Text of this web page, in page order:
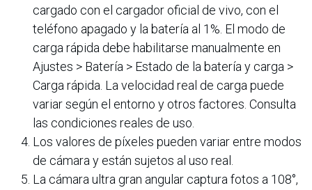
cargado con el cargador oficial de vivo, con el
teléfono apagado y la batería al 1%. El modo de
carga rápida debe habilitarse manualmente en
Ajustes > Batería > Estado de la batería y carga >
Carga rápida. La velocidad real de carga puede
variar según el entorno y otros factores. Consulta
las condiciones reales de uso.
Los valores de píxeles pueden variar entre modos
de cámara y están sujetos al uso real.
La cámara ultra gran angular captura fotos a 108°,